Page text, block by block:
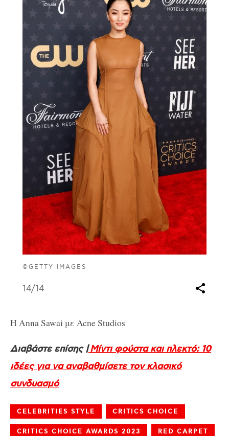
©GETTY IMAGES
14/14
Η Anna Sawai με Acne Studios
Διαβάστε επίσης |Μίντι φούστα και πλεκτό: 10
ιδέες για να αναβαθμίσετε τον κλασικό
συνδυασμό
CELEBRITIES STYLE CRITICS CHOICE
CRITICS CHOICE AWARDS 2023 RED CARPET